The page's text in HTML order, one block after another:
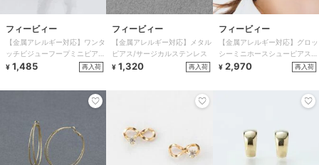
フィービィー
【金属アレルギー対応】ワンタ
ッチビジューフープミニピアス
(片耳)/サージカルステンレス
¥ 1,485 再入荷
フィービィー
【金属アレルギー対応】メタル
ピアス/サージカルステンレス
¥ 1,320 再入荷
フィービィー
【金属アレルギー対応】グロッ
シーミニホースシューピアス
ゴールド ステンレス/馬蹄/蹄
¥ 2,970 再入荷